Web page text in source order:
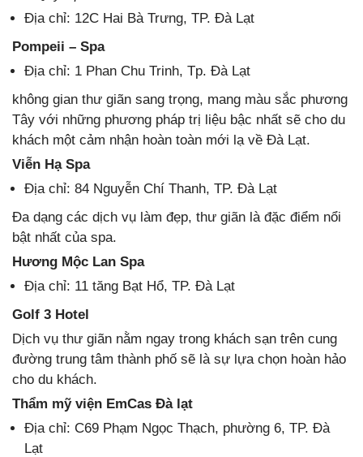
Địa chỉ: 12C Hai Bà Trưng, TP. Đà Lạt
Pompeii – Spa
Địa chỉ: 1 Phan Chu Trinh, Tp. Đà Lạt
không gian thư giãn sang trọng, mang màu sắc phương
Tây với những phương pháp trị liệu bậc nhất sẽ cho du
khách một cảm nhận hoàn toàn mới lạ về Đà Lạt.
Viễn Hạ Spa
Địa chỉ: 84 Nguyễn Chí Thanh, TP. Đà Lạt
Đa dạng các dịch vụ làm đẹp, thư giãn là đặc điểm nổi
bật nhất của spa.
Hương Mộc Lan Spa
Địa chỉ: 11 tăng Bạt Hổ, TP. Đà Lạt
Golf 3 Hotel
Dịch vụ thư giãn nằm ngay trong khách sạn trên cung
đường trung tâm thành phố sẽ là sự lựa chọn hoàn hảo
cho du khách.
Thẩm mỹ viện EmCas Đà lạt
Địa chỉ: C69 Phạm Ngọc Thạch, phường 6, TP. Đà
Lạt